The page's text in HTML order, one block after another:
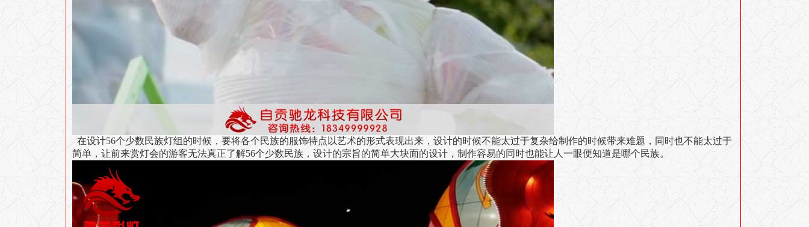
在设计56个少数民族灯组的时候，要将各个民族的服饰特点以艺术的形式表现出来，设计的时候不能太过于复杂给制作的时候带来难题，同时也不能太过于
简单，让前来赏灯会的游客无法真正了解56个少数民族，设计的宗旨的简单大块面的设计，制作容易的同时也能让人一眼便知道是哪个民族。